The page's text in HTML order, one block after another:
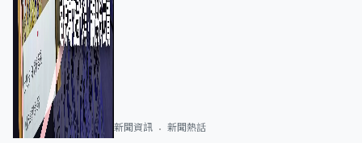
新聞資訊 新聞熱話